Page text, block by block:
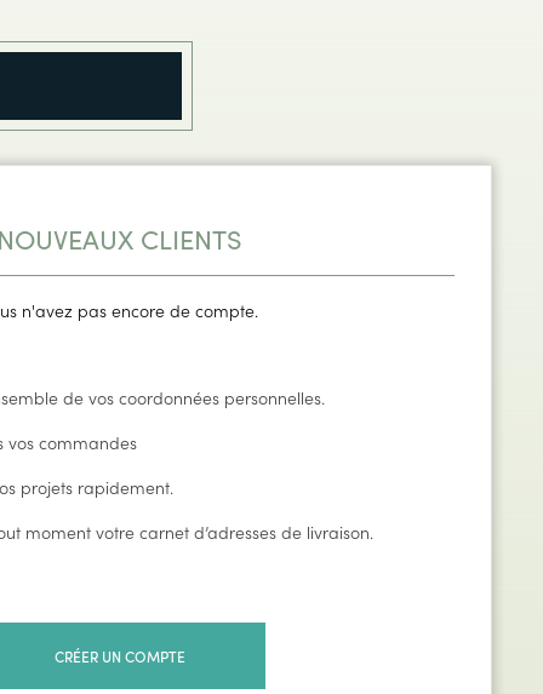
NOUVEAUX CLIENTS
n'avez pas encore de compte.
de vos coordonnées personnelles.
vos commandes
projets rapidement.
moment votre carnet d’adresses de livraison.
CRÉER UN COMPTE